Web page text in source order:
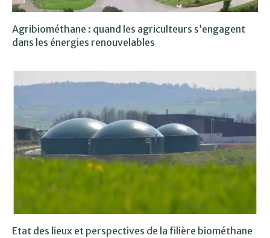
Agribiométhane : quand les agriculteurs s’engagent
dans les énergies renouvelables
Etat des lieux et perspectives de la filière biométhane